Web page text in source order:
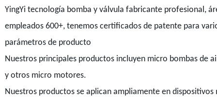
YingYi tecnología bomba y válvula fabricante profesional,
empleados 600+, tenemos certificados de patente para
parámetros de producto
Nuestros principales productos incluyen micro bombas de
y otros micro motores.
Nuestros productos se aplican ampliamente en